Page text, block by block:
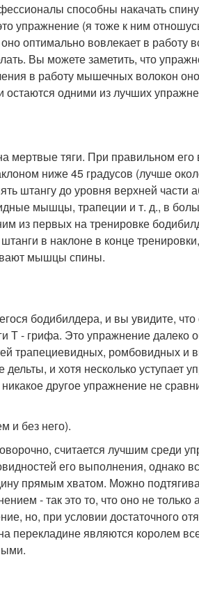
способны накачать
упражнение (я тоже к ним
оптимально вовлекает в работу
Вы можете заметить, что
в работу мышечных волокон
одними из лучших
мертвые тяги. При правильном
ниже 45 градусов (лучше
штангу до уровня верхней
мышцы, трапеции и т. д., в
из первых на тренировке
в наклоне в конце
мышцы спины.
бодибилдера, и вы увидите,
- грифа. Это упражнение далеко
трапециевидных, ромбовидных и
и хотя несколько уступает
другое упражнение не
и без него).
считается лучшим среди
его выполнения, однако
прямым хватом. Можно
- так это то, что оно не только
но, при условии достаточного
перекладине являются королем